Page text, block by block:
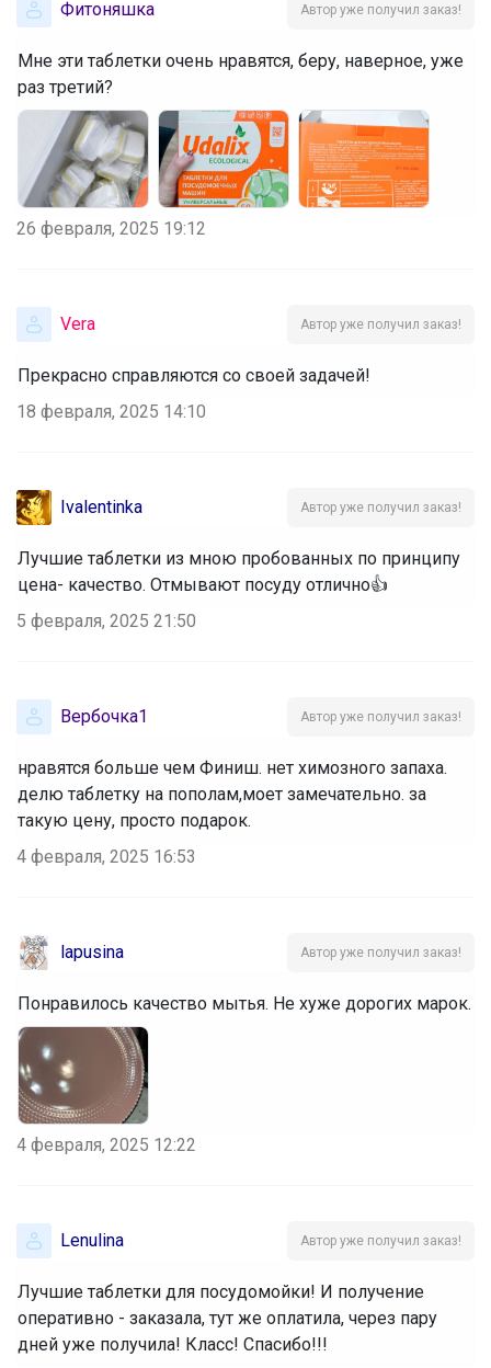
Фитоняшка Автор уже получил заказ!
Мне эти таблетки очень нравятся, беру, наверное, уже
раз третий?
26 февраля, 2025 19:12
Vera Автор уже получил заказ!
Прекрасно справляются со своей задачей!
18 февраля, 2025 14:10
Ivalentinka Автор уже получил заказ!
Лучшие таблетки из мною пробованных по принципу
цена- качество. Отмывают посуду отлично👍
5 февраля, 2025 21:50
Вербочка1 Автор уже получил заказ!
нравятся больше чем Финиш. нет химозного запаха.
делю таблетку на пополам,моет замечательно. за
такую цену, просто подарок.
4 февраля, 2025 16:53
lapusina Автор уже получил заказ!
Понравилось качество мытья. Не хуже дорогих марок.
4 февраля, 2025 12:22
Lenulina Автор уже получил заказ!
Лучшие таблетки для посудомойки! И получение
оперативно - заказала, тут же оплатила, через пару
дней уже получила! Класс! Спасибо!!!